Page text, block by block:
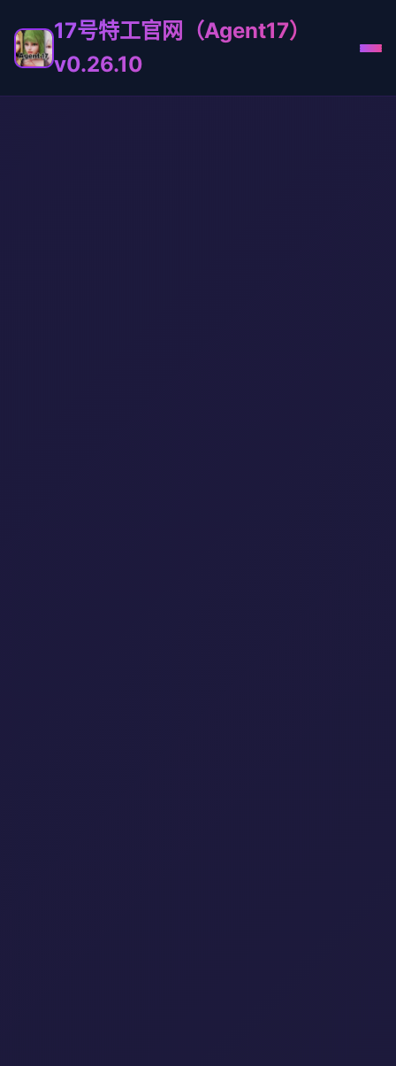
17号特工官网（Agent17）
v0.26.10